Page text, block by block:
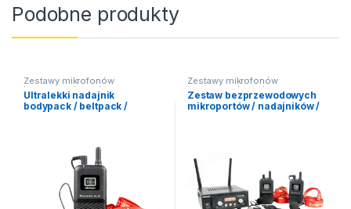
Podobne produkty
Zestawy mikrofonów
bezprzewodowych
Ultralekki nadajnik
bodypack / beltpack /
Zestawy mikrofonów
bezprzewodowych
Zestaw bezprzewodowych
mikroportów / nadajników /